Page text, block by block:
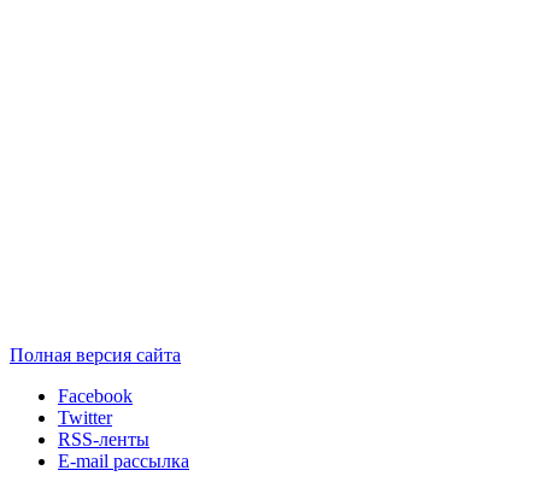
Полная версия сайта
Facebook
Twitter
RSS-ленты
E-mail рассылка